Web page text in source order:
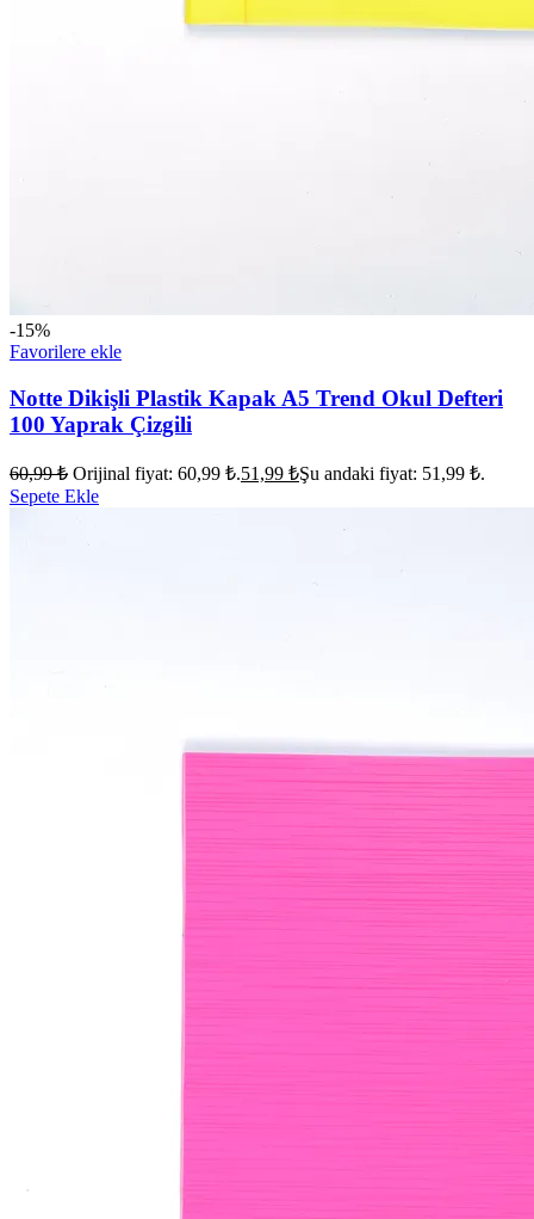
-15%
Favorilere ekle
Notte Dikişli Plastik Kapak A5 Trend Okul Defteri
100 Yaprak Çizgili
60,99₺ Orijinal fiyat: 60,99 ₺.51,99 ₺Şu andaki fiyat: 51,99 ₺.
Sepete Ekle